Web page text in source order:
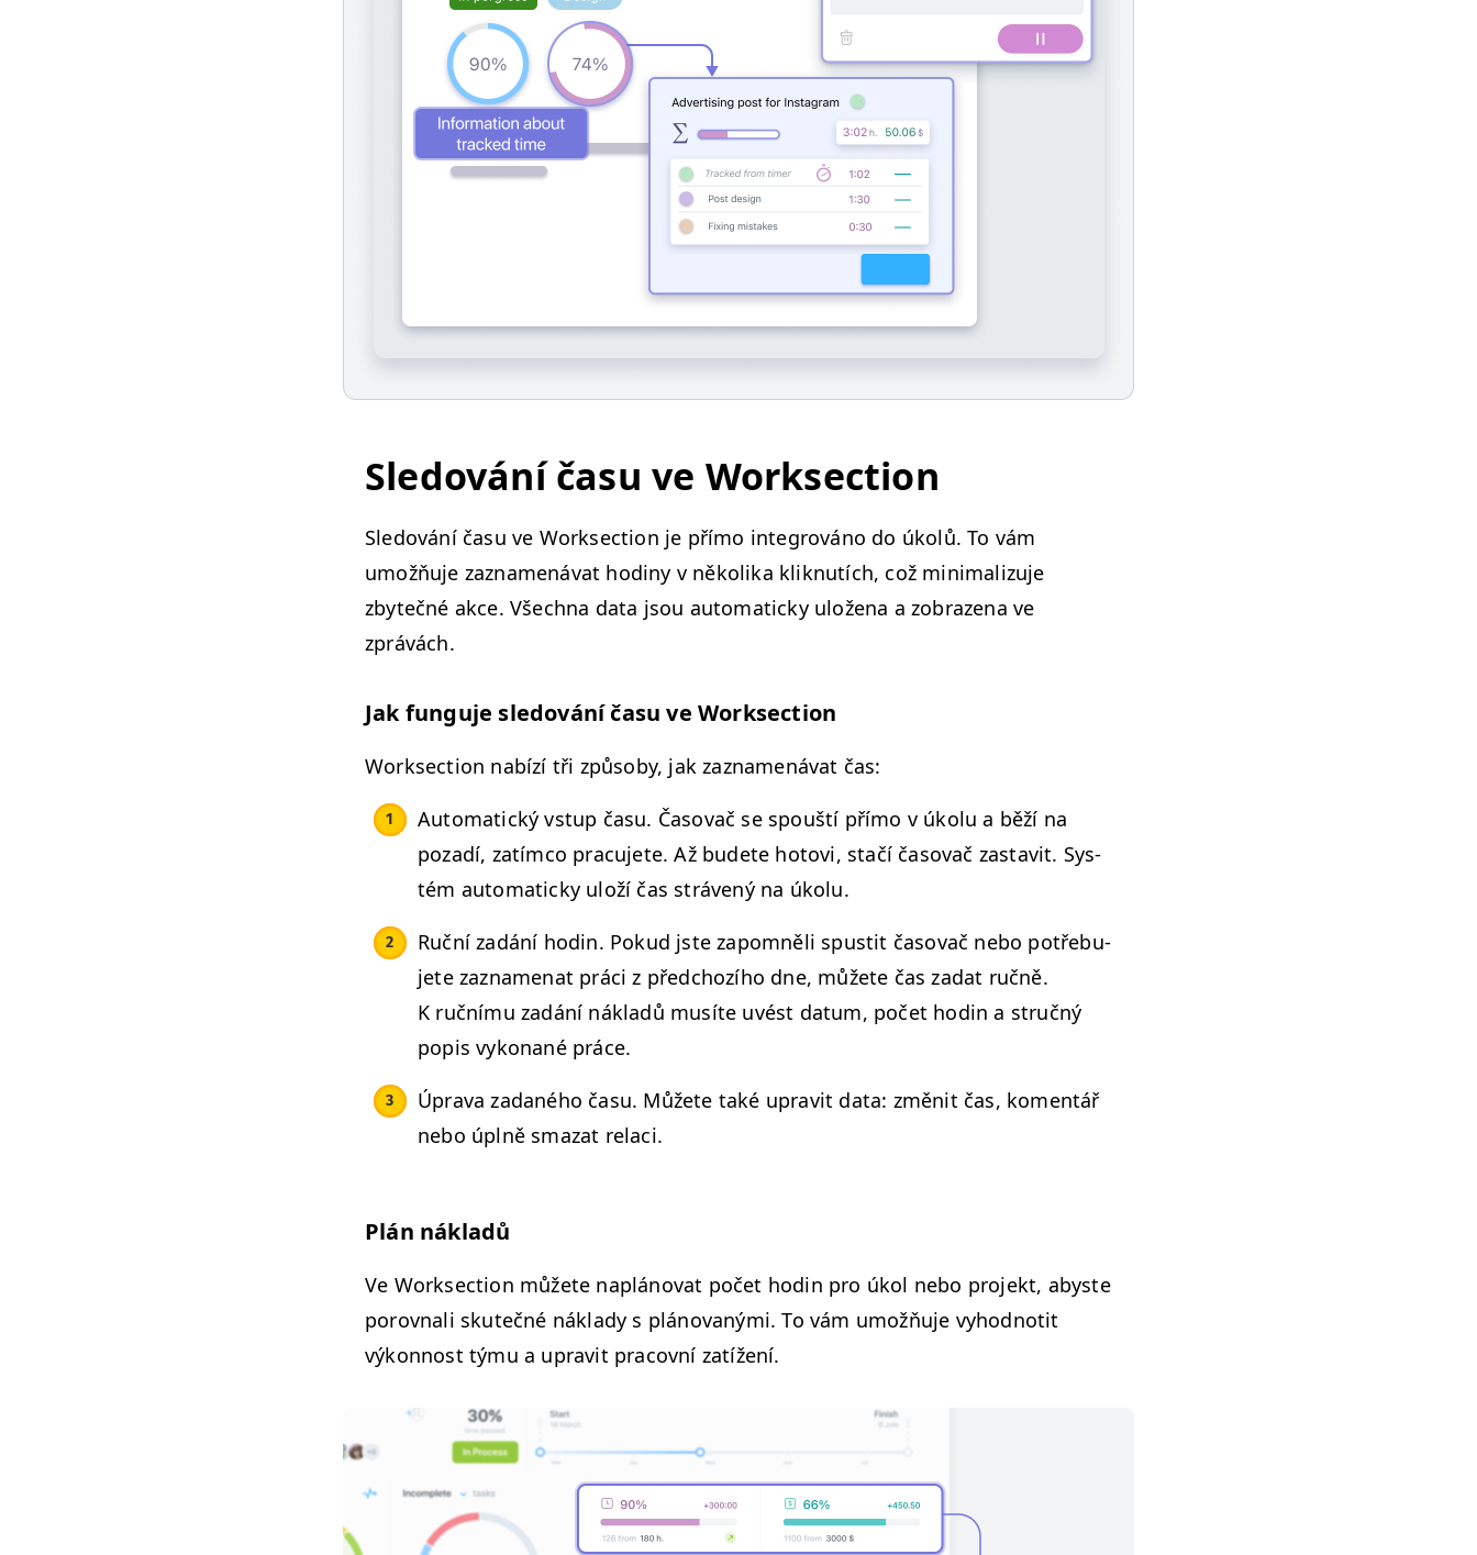
Sle­dování času ve Worksection
Sle­dování času ve Work­sec­tion je pří­mo inte­grováno do úkolů. To vám
umožňu­je zaz­na­mená­vat hodiny v něko­li­ka kliknutích, což min­i­mal­izu­je
zbytečné akce. Všech­na data jsou auto­mat­icky ulože­na a zobrazena ve
zprávách.
Jak fun­gu­je sle­dování času ve Worksection
Work­sec­tion nabízí tři způ­so­by, jak zaz­na­mená­vat čas:
Auto­mat­ický vst­up času. Časo­vač se spouští pří­mo v úkolu a běží na
pozadí, zatím­co pracu­jete. Až budete hotovi, stačí časo­vač zas­tavit. Sys­
tém auto­mat­icky uloží čas strávený na úkolu.
Ruční zadání hodin. Pokud jste zapom­něli spustit časo­vač nebo potře­bu­
jete zaz­na­me­nat prá­ci z před­chozího dne, můžete čas zadat ručně.
K ruční­mu zadání nák­ladů musíte uvést datum, počet hodin a stručný
popis vyko­nané práce.
Úpra­va zadaného času. Můžete také uprav­it data: změnit čas, komen­tář
nebo úplně smazat relaci.
Plán nák­ladů
Ve Work­sec­tion můžete napláno­vat počet hodin pro úkol nebo pro­jekt, abyste
porov­nali skutečné nák­la­dy s pláno­vaný­mi. To vám umožňu­je vyhod­notit
výkon­nost týmu a uprav­it pra­cov­ní zatížení.